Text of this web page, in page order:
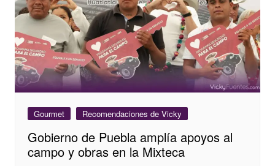
Gourmet Recomendaciones de Vicky
Gobierno de Puebla amplía apoyos al
campo y obras en la Mixteca